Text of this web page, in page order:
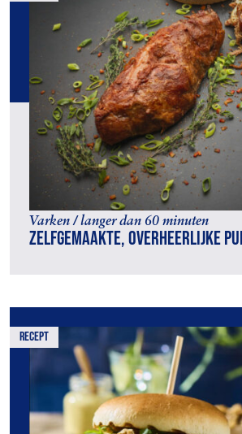
Varken / langer dan 60 minuten
Zelfgemaakte, overheerlijke
recept